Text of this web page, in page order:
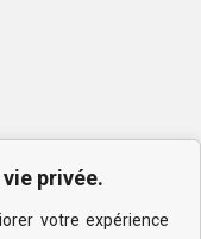
privée.
votre expérience